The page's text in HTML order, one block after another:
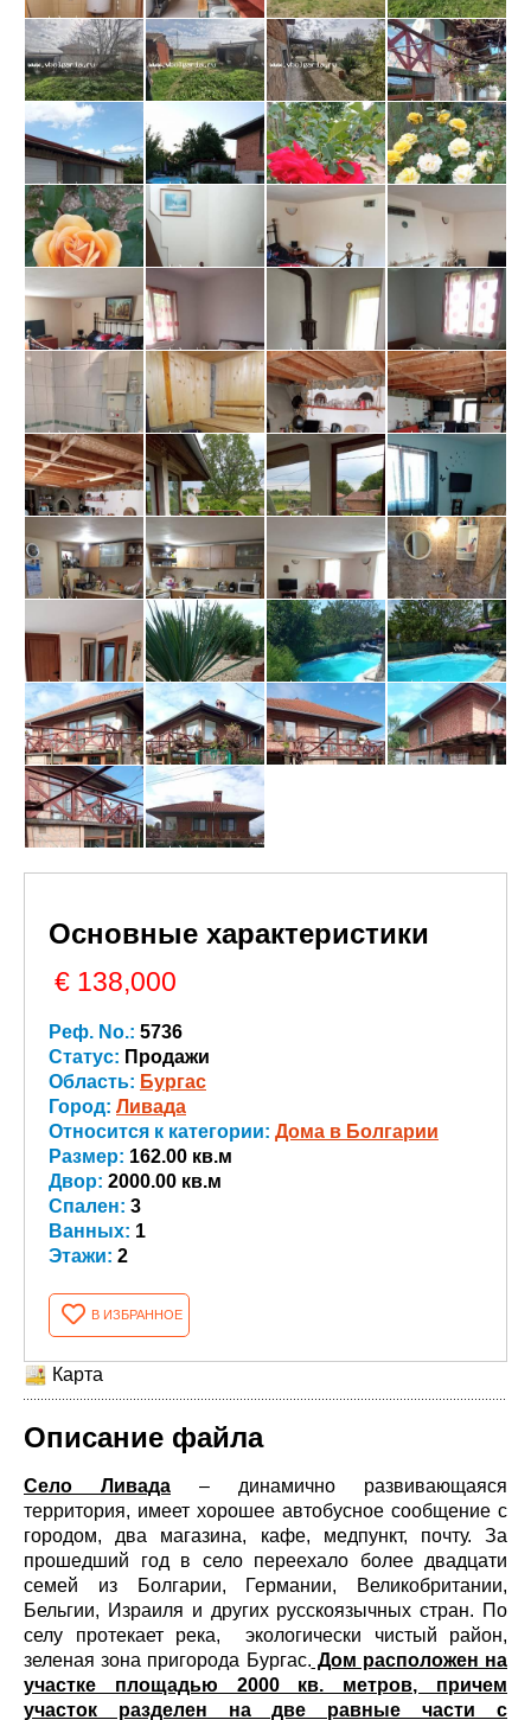
Основные характеристики
€ 138,000
Реф. No.: 5736
Статус: Продажи
Область: Бургас
Город: Ливада
Относится к категории: Дома в Болгарии
Размер: 162.00 кв.м
Двор: 2000.00 кв.м
Спален: 3
Ванных: 1
Этажи: 2
В ИЗБРАННОЕ
Карта
Описание файла
Село Ливада – динамично развивающаяся
территория, имеет хорошее автобусное сообщение с
городом, два магазина, кафе, медпункт, почту. За
прошедший год в село переехало более двадцати
семей из Болгарии, Германии, Великобритании,
Бельгии, Израиля и других русскоязычных стран. По
селу протекает река, экологически чистый район,
зеленая зона пригорода Бургас. Дом расположен на
участке площадью 2000 кв. метров, причем
участок разделен на две равные части с